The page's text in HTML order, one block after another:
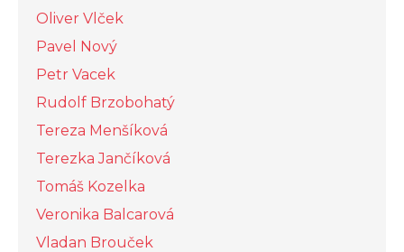
Oliver Vlček
Pavel Nový
Petr Vacek
Rudolf Brzobohatý
Tereza Menšíková
Terezka Jančíková
Tomáš Kozelka
Veronika Balcarová
Vladan Brouček